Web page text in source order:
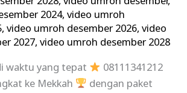
2024,video umroh
,video umroh desember 2026,video
2027,video umroh desember 2028
waktu yang tepat
08111341212
ke Mekkah
dengan paket